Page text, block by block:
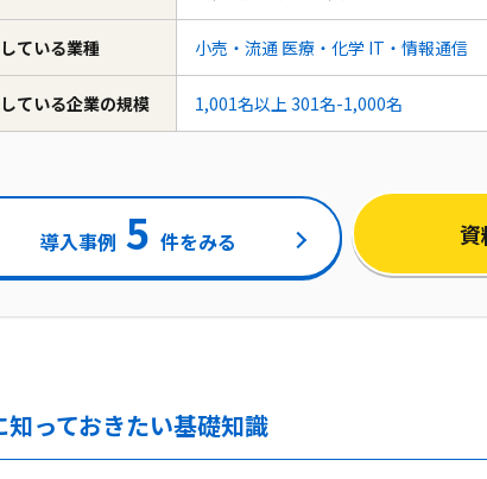
ている業種 小売・流通 医療・化学 IT・情報通信
ている企業の規模 1,001名以上 301名-1,000名
導入事例 5 件をみる 資
知っておきたい基礎知識